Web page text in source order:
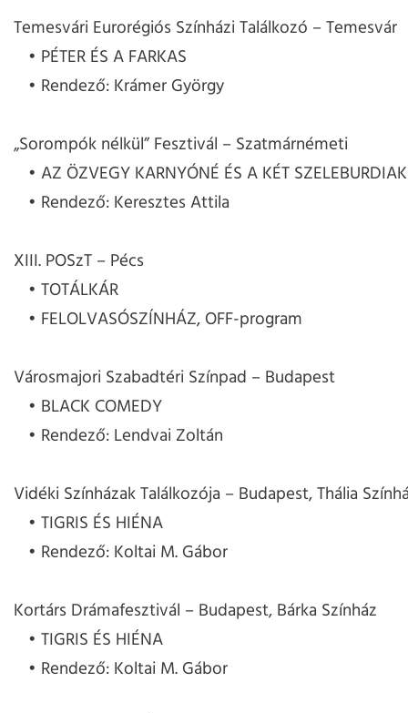
Temesvári Eurorégiós Színházi Találkozó – Temesvár
PÉTER ÉS A FARKAS
Rendező: Krámer György
„Sorompók nélkül” Fesztivál – Szatmárnémeti
AZ ÖZVEGY KARNYÓNÉ ÉS A KÉT SZELEBURDIAK
Rendező: Keresztes Attila
XIII. POSzT – Pécs
TOTÁLKÁR
FELOLVASÓSZÍNHÁZ, OFF-program
Városmajori Szabadtéri Színpad – Budapest
BLACK COMEDY
Rendező: Lendvai Zoltán
Vidéki Színházak Találkozója – Budapest, Thália
TIGRIS ÉS HIÉNA
Rendező: Koltai M. Gábor
Kortárs Drámafesztivál – Budapest, Bárka Színház
TIGRIS ÉS HIÉNA
Rendező: Koltai M. Gábor